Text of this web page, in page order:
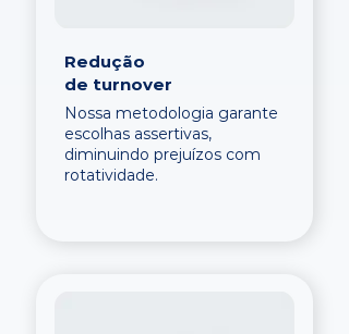
Redução
de turnover
Nossa metodologia garante
escolhas assertivas,
diminuindo prejuízos com
rotatividade.